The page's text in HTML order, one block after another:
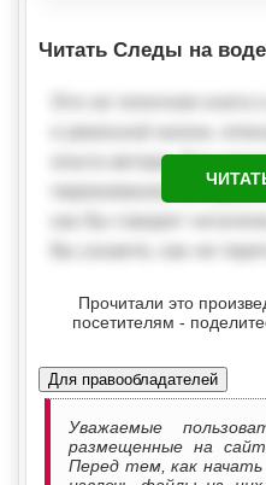
Читать Следы на воде
Прочитали это
посетителям -
Для правообладателей
Уважаемые
размещенные на
Перед тем, как